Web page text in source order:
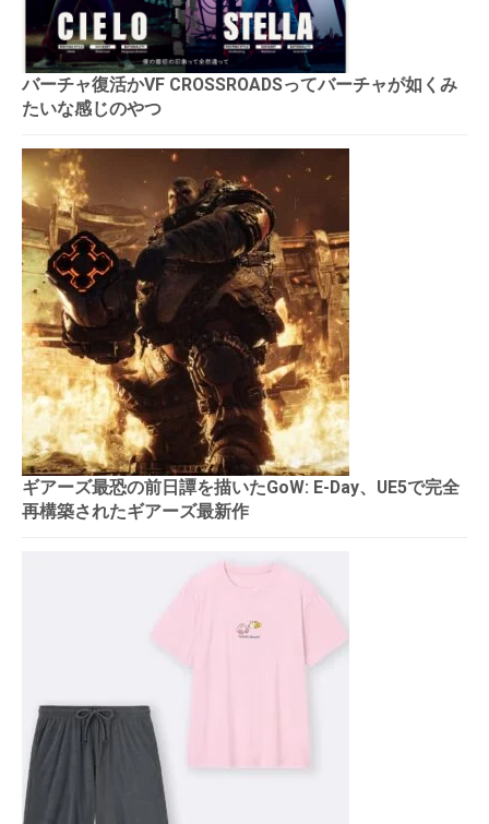
バーチャ復活かVF CROSSROADSってバーチャが如くみ
たいな感じのやつ
ギアーズ最恐の前日譚を描いたGoW: E-Day、UE5で完全
再構築されたギアーズ最新作